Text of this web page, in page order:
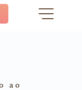
ao